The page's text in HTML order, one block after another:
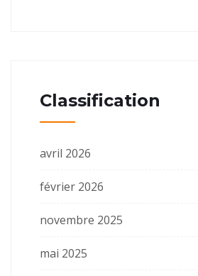
Classification
avril 2026
février 2026
novembre 2025
mai 2025